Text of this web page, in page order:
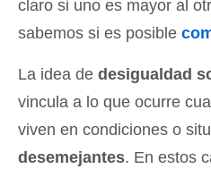
claro si uno es mayor al
sabemos si es posible
La idea de desigualdad
vincula a lo que ocurre
viven en condiciones o
desemejantes. En estos